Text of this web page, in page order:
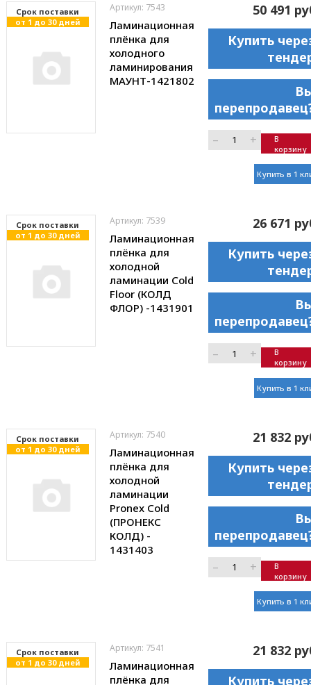
Cрок поставки
от 1 до 30 дней
Артикул: 7543
Ламинационная
плёнка для
холодного
ламинирования
МАУНТ-1421802
50 491
Купить
– +
В
корзину
Купить в 1
Cрок поставки
от 1 до 30 дней
Артикул: 7539
Ламинационная
плёнка для
холодной
ламинации Cold
Floor (КОЛД
ФЛОР) -1431901
26 671
Купить
– +
В
корзину
Купить в 1
Cрок поставки
от 1 до 30 дней
Артикул: 7540
Ламинационная
плёнка для
холодной
ламинации
Pronex Cold
(ПРОНЕКС
КОЛД) -
1431403
21 832
Купить
– +
В
корзину
Купить в 1
Cрок поставки
от 1 до 30 дней
Артикул: 7541
Ламинационная
плёнка для
21 832
Купить